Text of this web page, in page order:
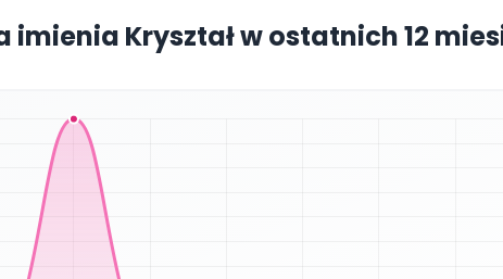
imienia Kryształ w ostatnich 12